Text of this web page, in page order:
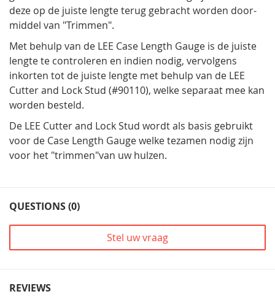
deze op de juiste lengte terug gebracht worden door-
middel van "Trimmen".
Met behulp van de LEE Case Length Gauge is de juiste
lengte te controleren en indien nodig, vervolgens
inkorten tot de juiste lengte met behulp van de LEE
Cutter and Lock Stud (#90110), welke separaat mee kan
worden besteld.
De LEE Cutter and Lock Stud wordt als basis gebruikt
voor de Case Length Gauge welke tezamen nodig zijn
voor het "trimmen"van uw hulzen.
QUESTIONS (0)
Stel uw vraag
REVIEWS